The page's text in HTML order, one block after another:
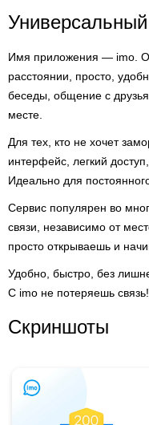
Имя приложения — imo.
расстоянии, просто,
беседы, общение с
месте.
Для тех, кто не хочет
интерфейс, легкий
Идеально для
Сервис популярен во
связи, независимо от
просто открываешь и
Удобно, быстро, без
С imo не потеряешь связь!
Скриншоты